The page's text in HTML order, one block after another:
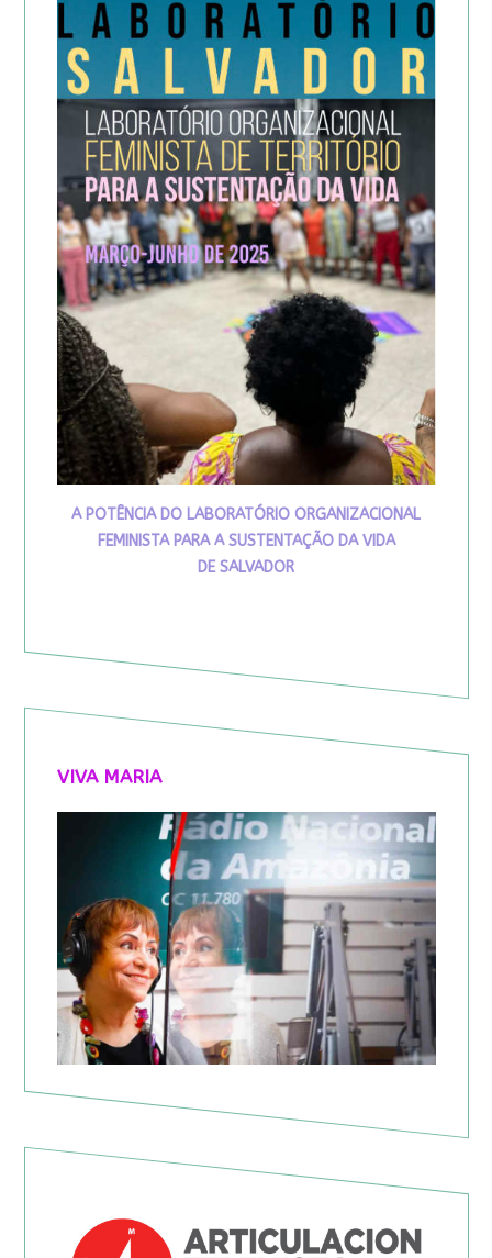
A POTÊNCIA DO LABORATÓRIO ORGANIZACIONAL
FEMINISTA PARA A SUSTENTAÇÃO DA VIDA
DE SALVADOR
VIVA MARIA